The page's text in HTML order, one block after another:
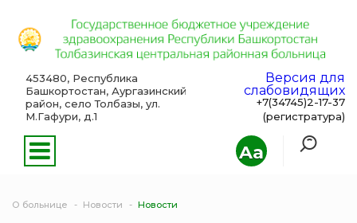
Aa
453480, Республика
Башкортостан, Аургазинский
район, село Толбазы, ул.
М.Гафури, д.1
Версия для
слабовидящих
+7(34745)2-17-37
(регистратура)
О больнице Новости Новости